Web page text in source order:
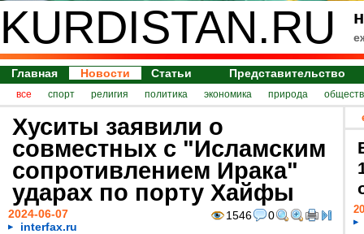
KURDISTAN.RU
Главная Новости Статьи Представительство
все спорт религия политика экономика природа
Хуситы заявили о
совместных с "Исламским
сопротивлением Ирака"
ударах по порту Хайфы
1546 0
2024-06-07
interfax.ru